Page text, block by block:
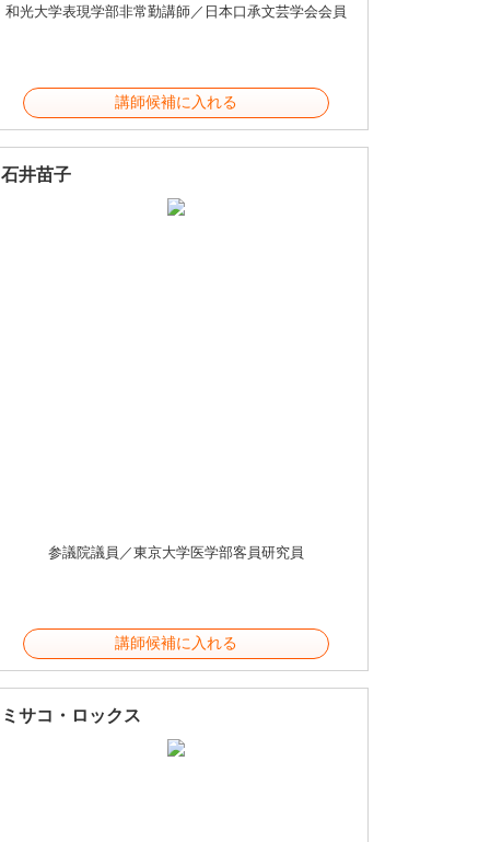
和光大学表現学部非常勤講師／日本口承文芸学会会員
講師候補に入れる
石井苗子
参議院議員／東京大学医学部客員研究員
講師候補に入れる
ミサコ・ロックス